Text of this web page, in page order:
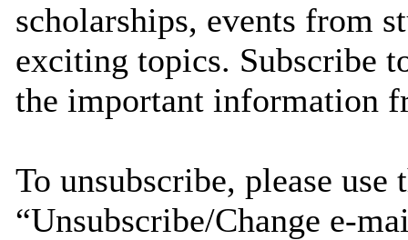
scholarships, events from
exciting topics. Subscribe
the important information
To unsubscribe, please
“Unsubscribe/Change e-